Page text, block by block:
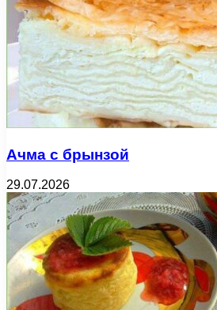
Ачма с брынзой
29.07.2026